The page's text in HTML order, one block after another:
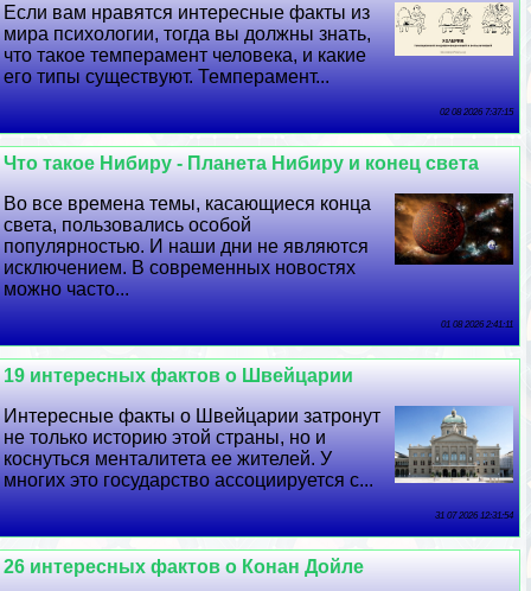
Если вам нравятся интересные факты из
мира психологии, тогда вы должны знать,
что такое темперамент человека, и какие
его типы существуют. Темперамент...
02 08 2026 7:37:15
Что такое Нибиру - Планета Нибиру и конец света
Во все времена темы, касающиеся конца
света, пользовались особой
популярностью. И наши дни не являются
исключением. В современных новостях
можно часто...
01 08 2026 2:41:11
19 интересных фактов о Швейцарии
Интересные факты о Швейцарии затронут
не только историю этой страны, но и
коснуться менталитета ее жителей. У
многих это государство ассоциируется с...
31 07 2026 12:31:54
26 интересных фактов о Конан Дойле